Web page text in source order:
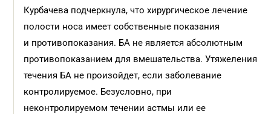
Курбачева подчеркнула, что хирургическое лечение
полости носа имеет собственные показания
и противопоказания. БА не является абсолютным
противопоказанием для вмешательства. Утяжеления
течения БА не произойдет, если заболевание
контролируемое. Безусловно, при
неконтролируемом течении астмы или ее